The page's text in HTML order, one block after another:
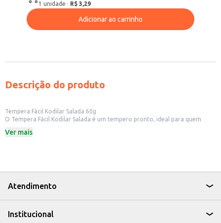
1 unidade · R$ 3,29
Adicionar ao carrinho
Descrição do produto
Tempera Fácil Kodilar Salada 60g
O Tempera Fácil Kodilar Salada é um tempero pronto, ideal para quem
doméstico, facilitando o preparo de saladas e outros pratos. Sua fórmula
Adicione a legumes cozidos ou crus para um toque especial.
Utilize em sanduíches e wraps para um sabor diferenciado.
Experimente em patês e pastas para dar um toque a mais.
Ver mais
Atendimento
Institucional